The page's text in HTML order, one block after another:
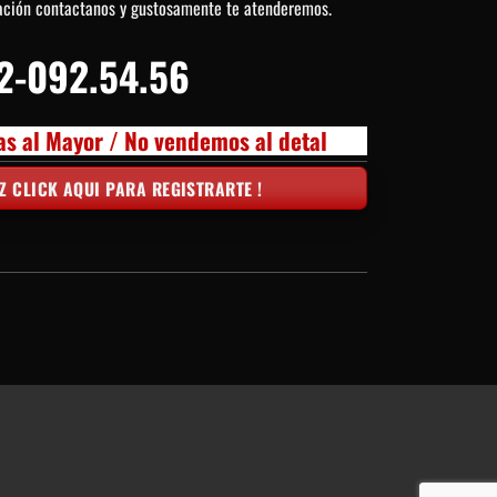
contactanos y gustosamente te atenderemos.
092.54.56
al Mayor / No vendemos al detal
CLICK AQUI PARA REGISTRARTE !